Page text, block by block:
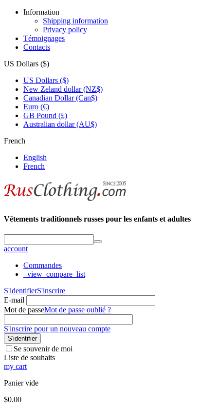
Information
Shipping information
Privacy policy
Témoignages
Contacts
US Dollars ($)
US Dollars ($)
New Zeland dollar (NZ$)
Canadian Dollar (Can$)
Euro (€)
GB Pound (£)
Australian dollar (AU$)
French
English
French
Vêtements traditionnels russes pour les enfants et adultes
account
Commandes
_view_compare_list
S'identifierS'inscrire
E-mail
Mot de passeMot de passe oublié ?
S'inscrire pour un nouveau compte
S'identifier
Se souvenir de moi
Liste de souhaits
my cart
Panier vide
$0.00